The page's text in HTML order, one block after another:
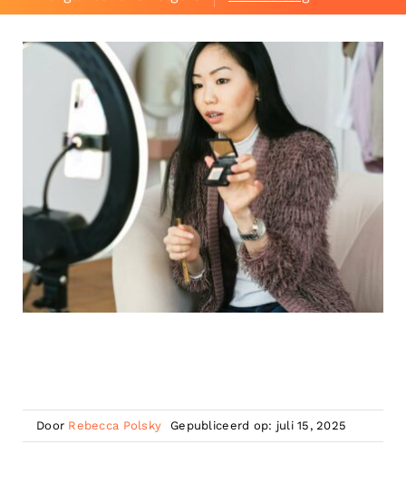
Door Rebecca Polsky Gepubliceerd op: juli 15, 2025